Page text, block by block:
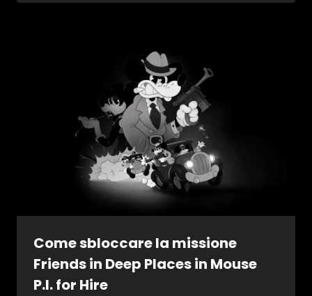
Come sbloccare la missione
Friends in Deep Places in Mouse
P.I. for Hire